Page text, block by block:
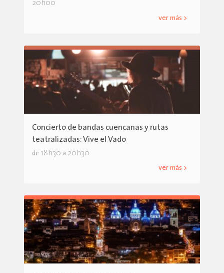
20h00
ver más >
Concierto de bandas cuencanas y rutas
teatralizadas: Vive el Vado
de 18h30 a 20h30
ver más >